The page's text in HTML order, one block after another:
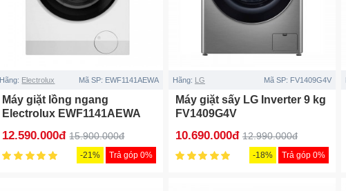
Hãng: Electrolux Mã SP: EWF1141AEWA
Máy giặt lồng ngang
Electrolux EWF1141AEWA
12.590.000đ 15.900.000đ
-21% Trả góp 0%
Hãng: LG Mã SP: FV1409G4V
Máy giặt sấy LG Inverter 9 kg
FV1409G4V
10.690.000đ 12.990.000đ
-18% Trả góp 0%